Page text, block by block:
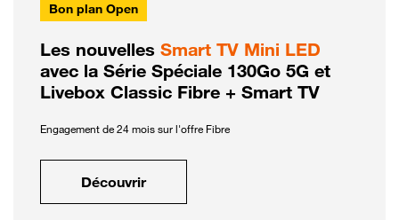
Bon plan Open
Les nouvelles Smart TV Mini LED
avec la Série Spéciale 130Go 5G et
Livebox Classic Fibre + Smart TV
Engagement de 24 mois sur l'offre Fibre
Découvrir